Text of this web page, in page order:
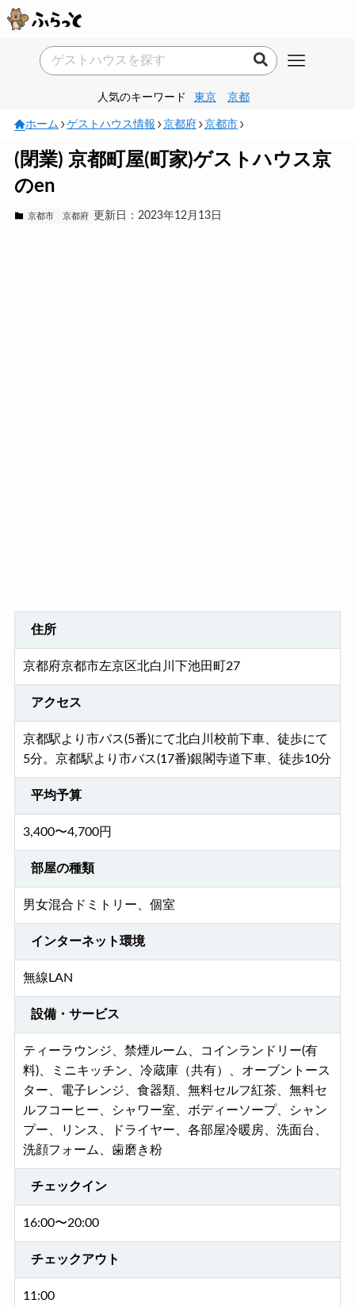
人気のキーワード 東京 京都
ホーム ゲストハウス情報 京都府 京都市
(閉業) 京都町屋(町家)ゲストハウス京
のen
京都市 京都府 更新日：2023年12月13日
住所
京都府京都市左京区北白川下池田町27
アクセス
京都駅より市バス(5番)にて北白川校前下車、徒歩にて
5分。京都駅より市バス(17番)銀閣寺道下車、徒歩10分
平均予算
3,400〜4,700円
部屋の種類
男女混合ドミトリー、個室
インターネット環境
無線LAN
設備・サービス
ティーラウンジ、禁煙ルーム、コインランドリー(有
料)、ミニキッチン、冷蔵庫（共有）、オーブントース
ター、電子レンジ、食器類、無料セルフ紅茶、無料セ
ルフコーヒー、シャワー室、ボディーソープ、シャン
プー、リンス、ドライヤー、各部屋冷暖房、洗面台、
洗顔フォーム、歯磨き粉
チェックイン
16:00〜20:00
チェックアウト
11:00